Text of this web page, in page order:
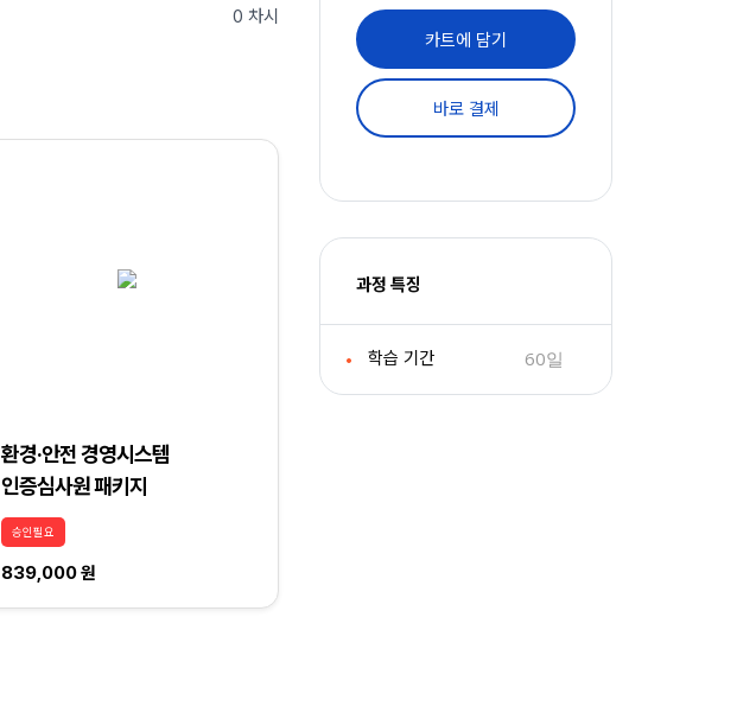
0 차시
환경·안전 경영시스템
인증심사원 패키지
승인필요
839,000 원
카트에 담기
바로 결제
과정 특징
학습 기간 60일